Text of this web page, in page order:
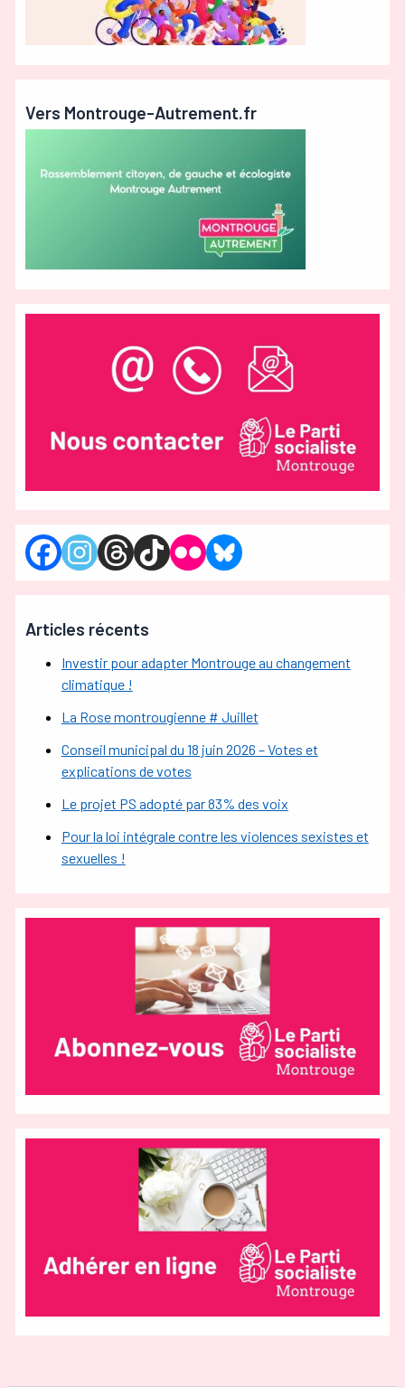
Vers Montrouge-Autrement.fr
Articles récents
Investir pour adapter Montrouge au changement
climatique !
La Rose montrougienne # Juillet
Conseil municipal du 18 juin 2026 – Votes et
explications de votes
Le projet PS adopté par 83% des voix
Pour la loi intégrale contre les violences sexistes et
sexuelles !